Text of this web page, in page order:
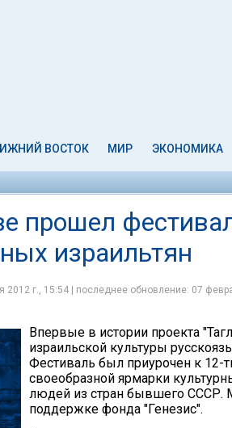
ВОСТОК МИР ЭКОНОМИКА
прошел
израильтян
2012 г., 15:54 | последнее обновление: 07
Впервые в истории проекта
израильской культуры
Фестиваль был приурочен к 12-
своеобразной ярмарки
людей из стран бывшего СССР.
поддержке фонда "Генезис".